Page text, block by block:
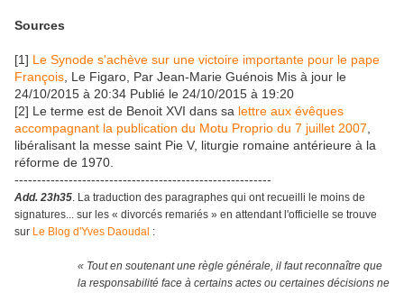
Sources
[1] Le Synode s'achève sur une victoire importante pour le pape
François , Le Figaro, Par Jean-Marie Guénois Mis à jour le
24/10/2015 à 20:34 Publié le 24/10/2015 à 19:20
[2] Le terme est de Benoit XVI dans sa lettre aux évêques
accompagnant la publication du Motu Proprio du 7 juillet 2007
libéralisant la messe saint Pie V, liturgie romaine antérieure à la
réforme de 1970.
---------------------------------------------------------
Add. 23h35. La traduction des paragraphes qui ont recueilli le moins de
signatures... sur les « divorcés remariés » en attendant l'officielle se trouve
sur Le Blog d'Yves Daoudal :
« Tout en soutenant une règle générale, il faut reconnaître que
la responsabilité face à certains actes ou certaines décisions ne